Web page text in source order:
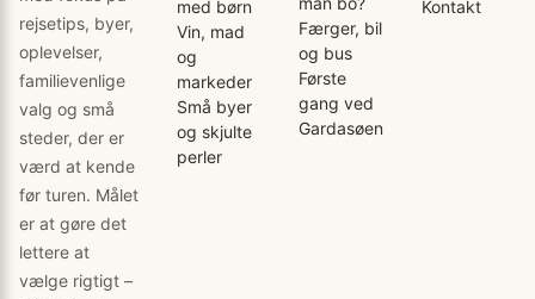
rejsetips, byer,
oplevelser,
familievenlige
valg og små
steder, der er
værd at kende
før turen. Målet
er at gøre det
lettere at
vælge rigtigt –
med børn
Vin, mad
og
markeder
Små byer
og skjulte
perler
Færger, bil
og bus
Første
gang ved
Gardasøen
Kontakt